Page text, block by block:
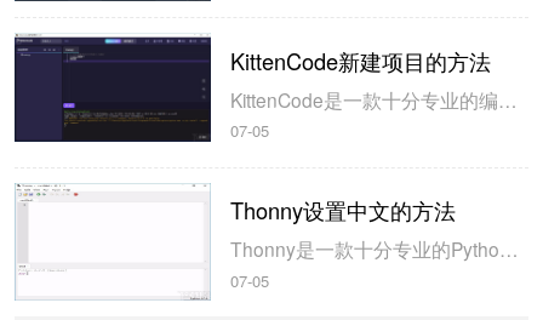
KittenCode新建项目的方法
KittenCode是一款十分专业的编程软件，该软件给用户提供了可视化的操作界面，支持Python语言的编程开发以及第三方库管理，并且提供了很多实用的工具，功能十分强大。我们在使用这款软件进行编程开发的过程中，最基本、最常做的操作就是新建项目，因此我们很有必要掌握新建项目的方法。但是这款软件的专业性...
07-05
Thonny设置中文的方法
Thonny是一款十分专业的Python编辑软件，该软件界面清爽简单，给用户提供了丰富的编程工具，具备代码补全、语法错误显示等功能，非常的适合新手使用。该软件还支持多种语言，所以在下载这款软件的时候，有时候下载到电脑中的软件是英文版本的，这对于英语基础较差的小伙伴来说，使用这款软件就会变得十分困难，...
07-05